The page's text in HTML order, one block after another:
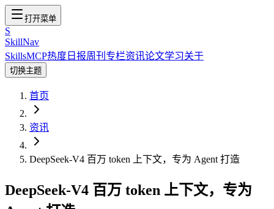
打开菜单
S
SkillNav
SkillsMCP热度 日报周刊 专栏资讯论文学习关于
切换主题
首页
资讯
DeepSeek-V4 百万 token 上下文，专为 Agent 打造
DeepSeek-V4 百万 token 上下文，专为